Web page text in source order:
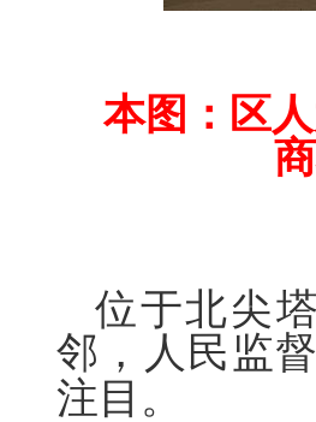
本图：区
位于北尖
邻，人民监
注目。